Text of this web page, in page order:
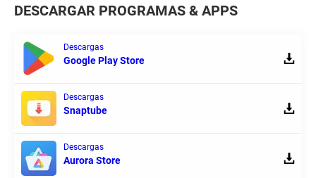
DESCARGAR PROGRAMAS & APPS
Descargas
Google Play Store
Descargas
Snaptube
Descargas
Aurora Store